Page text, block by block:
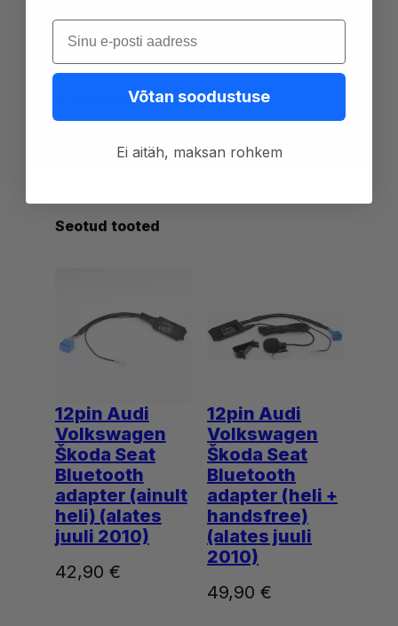
✅Testitud valik– proovime seadmeid ise ja
anname nõu.
Eestikeelne klienditugi– telefoni või e-
posti teel.
Seotud tooted
12pin Audi
Volkswagen
Škoda Seat
Bluetooth
adapter (ainult
heli) (alates
juuli 2010)
42,90 €
12pin Audi
Volkswagen
Škoda Seat
Bluetooth
adapter (heli +
handsfree)
(alates juuli
2010)
49,90€
Sisesta oma e-post
Võtan soodustuse
Ei aitäh, maksan rohkem